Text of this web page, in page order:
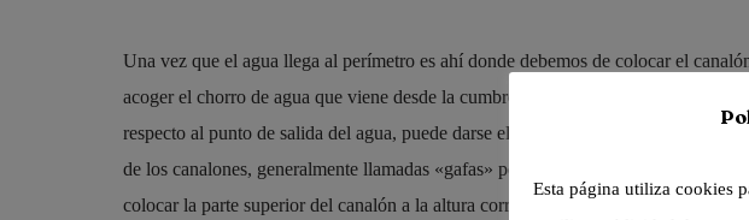
Una vez que el agua llega al perímetro es ahí donde debemos de colocar el
acoger el chorro de agua que viene desde la cumbrera. Cuando la relación de
respecto al punto de salida del agua, puede darse el caso de que el agua rebose,
de los canalones, generalmente llamadas «gafas» permiten una regulación para
colocar la parte superior del canalón a la altura correcta respecto a la línea de
Esta página utiliza cookies